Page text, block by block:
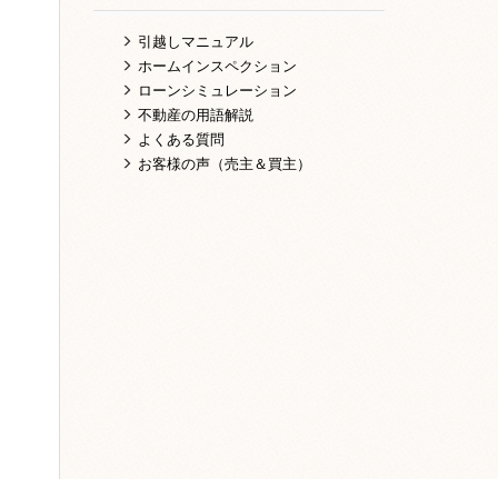
引越しマニュアル
ホームインスペクション
ローンシミュレーション
不動産の用語解説
よくある質問
お客様の声（売主＆買主）